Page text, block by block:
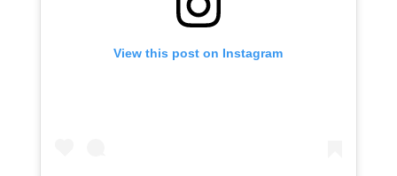
View this post on Instagram